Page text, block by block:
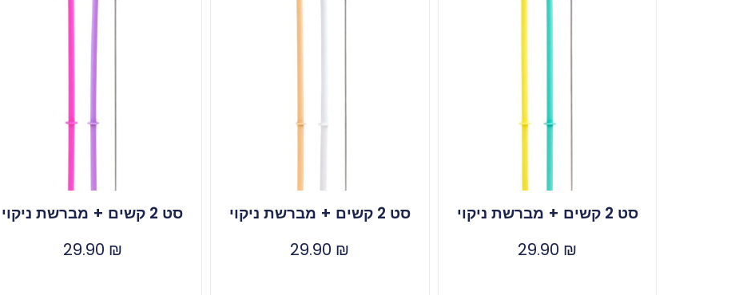
סט 2 קשים + מברשת ניקוי
29.90 ₪
סט 2 קשים + מברשת ניקוי
29.90 ₪
סט 2 קשים + מברשת ניקוי
29.90 ₪